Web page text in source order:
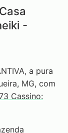
-
a pura
MG, com
Cassino: